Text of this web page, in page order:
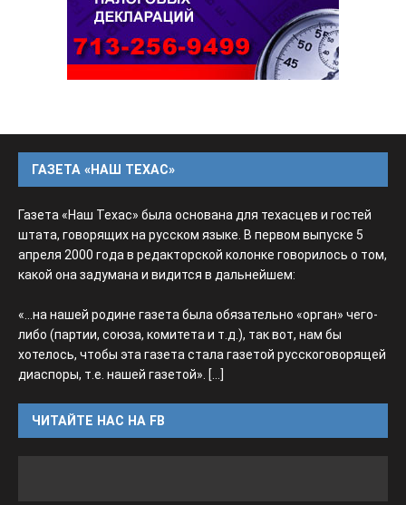
ГАЗЕТА «НАШ ТЕХАС»
Газета «Наш Техас» была основана для техасцев и гостей
штата, говорящих на русском языке. В первом выпуске 5
апреля 2000 года в редакторской колонке говорилось о том,
какой она задумана и видится в дальнейшем:
«...на нашей родине газета была обязательно «орган» чего-
либо (партии, союза, комитета и т.д.), так вот, нам бы
хотелось, чтобы эта газета стала газетой русскоговорящей
диаспоры, т.е. нашей газетой». [...]
ЧИТАЙТЕ НАС НА FB